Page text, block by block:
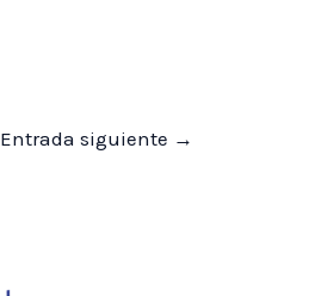
Entrada siguiente →